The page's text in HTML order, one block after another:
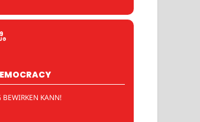
BEWIRKEN KANN!